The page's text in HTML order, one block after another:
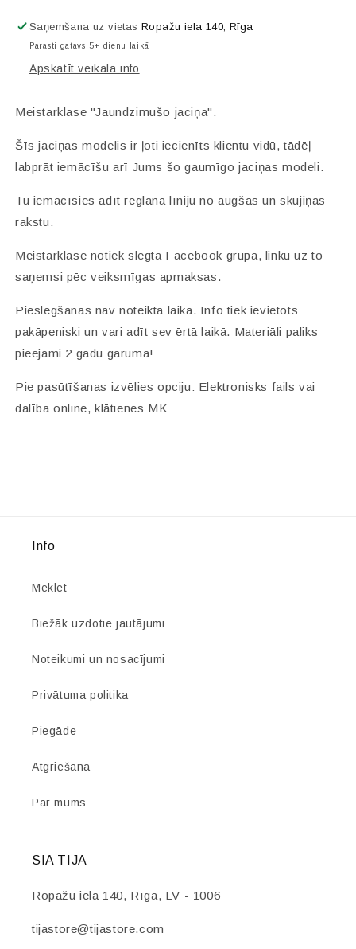
Saņemšana uz vietasRopažu iela 140, Rīga
Parasti gatavs 5+ dienu laikā
Apskatīt veikala info
Meistarklase "Jaundzimušo jaciņa".
Šīs jaciņas modelis ir ļoti iecienīts klientu vidū, tādēļ
labprāt iemācīšu arī Jums šo gaumīgo jaciņas modeli.
Tu iemācīsies adīt reglāna līniju no augšas un skujiņas
rakstu.
Meistarklase notiek slēgtā Facebook grupā, linku uz to
saņemsi pēc veiksmīgas apmaksas.
Pieslēgšanās nav noteiktā laikā. Info tiek ievietots
pakāpeniski un vari adīt sev ērtā laikā. Materiāli paliks
pieejami 2 gadu garumā!
Pie pasūtīšanas izvēlies opciju: Elektronisks fails vai
dalība online, klātienes MK
Info
Meklēt
Biežāk uzdotie jautājumi
Noteikumi un nosacījumi
Privātuma politika
Piegāde
Atgriešana
Par mums
SIA TIJA
Ropažu iela 140, Rīga, LV - 1006
tijastore@tijastore.com